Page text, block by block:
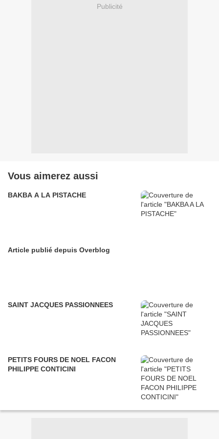
Publicité
Vous aimerez aussi
BAKBA A LA PISTACHE
Article publié depuis Overblog
SAINT JACQUES PASSIONNEES
PETITS FOURS DE NOEL FACON
PHILIPPE CONTICINI